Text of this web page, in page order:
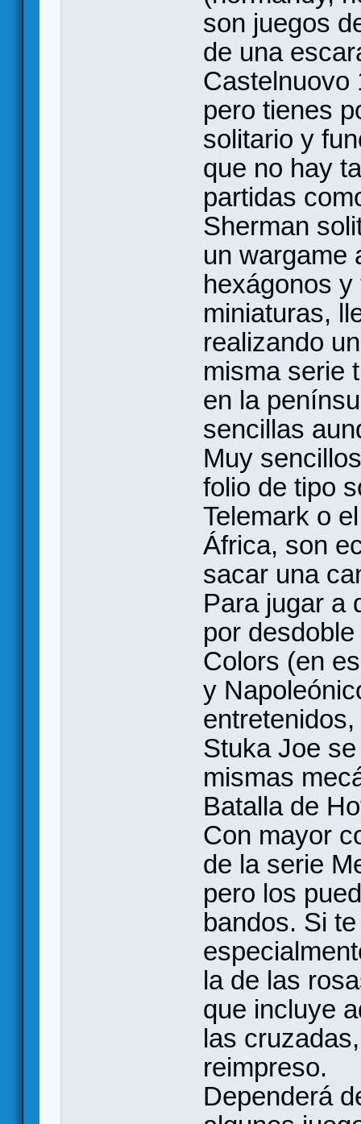
son juegos
de una
Castelnuovo
pero tienes
solitario y
que no hay
partidas
Sherman
un wargame
hexágonos
miniaturas,
realizando
misma serie
en la
sencillas
Muy
folio de tipo
Telemark o
África, son
sacar una
Para jugar a
por
Colors (en
y
Stuka Joe
mismas
Batalla de
Con mayor
de la serie
pero los
bandos. Si
la de las
que incluye
las
reimpreso.
Dependerá